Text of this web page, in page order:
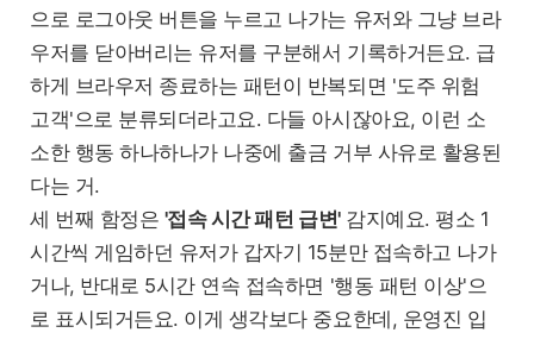
으로 로그아웃 버튼을 누르고 나가는 유저와 그냥 브라
우저를 닫아버리는 유저를 구분해서 기록하거든요. 급
하게 브라우저 종료하는 패턴이 반복되면 '도주 위험
고객'으로 분류되더라고요. 다들 아시잖아요, 이런 소
소한 행동 하나하나가 나중에 출금 거부 사유로 활용된
다는 거.
세 번째 함정은 '접속 시간 패턴 급변'감지예요. 평소 1
시간씩 게임하던 유저가 갑자기 15분만 접속하고 나가
거나, 반대로 5시간 연속 접속하면 '행동 패턴 이상'으
로 표시되거든요. 이게 생각보다 중요한데, 운영진 입